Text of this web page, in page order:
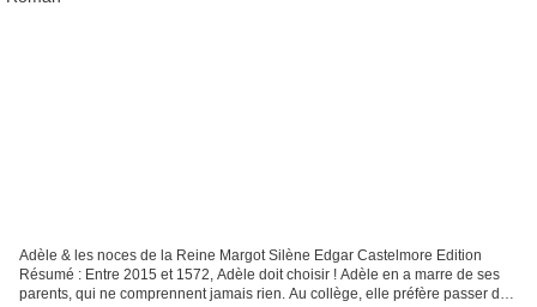
Adèle & les noces de la Reine Margot Silène Edgar Castelmore Edition
Résumé : Entre 2015 et 1572, Adèle doit choisir ! Adèle en a marre de ses
parents, qui ne comprennent jamais rien. Au collège, elle préfère passer du